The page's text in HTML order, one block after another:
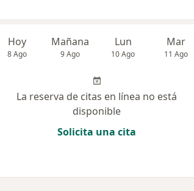
Hoy
8 Ago
Mañana
9 Ago
Lun
10 Ago
Mar
11 Ago
La reserva de citas en línea no está
disponible
Solicita una cita